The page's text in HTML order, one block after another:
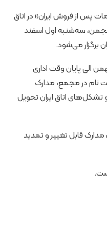
پس از فروش ایران» در اتاق
سه‌شنبه اول اسفند
فعالان این حوزه از دوشنبه 23 بهمن الی پایان وقت اداری
ثبت نام در مجمع، مدارک
اتاق ایران تحویل
قابل تغییر و تمدید